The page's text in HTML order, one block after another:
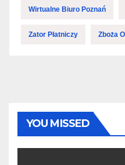
Wirtualne Biuro Poznań
Zator Płatniczy Zboża
YOU MISSED